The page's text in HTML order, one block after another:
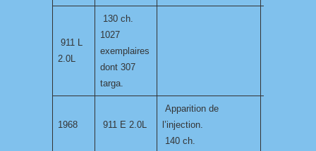
911 L
2.0L
130 ch.
1027
exemplaires
dont 307
targa.
1968 911 E 2.0L
Apparition de
l’injection.
140 ch.